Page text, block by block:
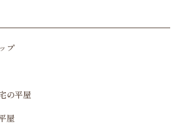
プ
の平屋
屋